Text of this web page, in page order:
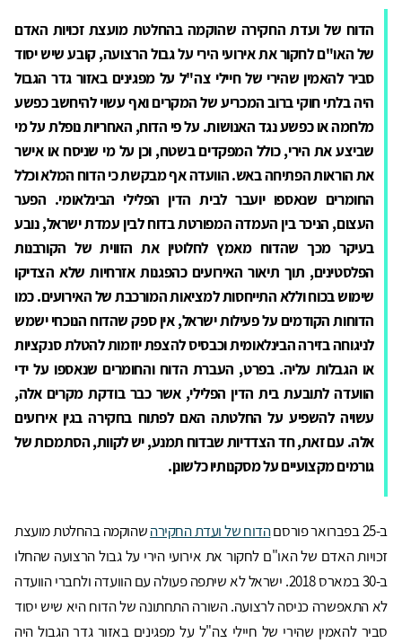
הדוח של ועדת החקירה שהוקמה בהחלטת מועצת זכויות האדם
של האו"ם לחקור את אירועי הירי על גבול הרצועה, קובע שיש יסוד
סביר להאמין שהירי של חיילי צה"ל על מפגינים באזור גדר הגבול
היה בלתי חוקי ברוב המכריע של המקרים ואף עשוי להיחשב כפשע
מלחמה או כפשע נגד האנושות. על פי הדוח, האחריות נופלת על מי
שביצע את הירי, כולל המפקדים בשטח, וכן על מי שניסח או אישר
את הוראות הפתיחה באש. הוועדה אף מבקשת כי הדוח המלא וכלל
החומרים שנאספו יועבר לבית הדין הפלילי הבינלאומי. הפער
העצום, הניכר בין העמדה המפורטת בדוח לבין עמדת ישראל, נובע
בעיקר מכך שהדוח מאמץ לחלוטין את הזווית של הקורבנות
הפלסטינים, תוך תיאור האירועים כהפגנות אזרחיות שלא הצדיקו
שימוש בכוח וללא התייחסות למציאות המורכבת של האירועים. כמו
הדוחות הקודמים על פעילות ישראל, אין ספק שהדוח הנוכחי ישמש
לניגוחה בזירה הבינלאומית וכבסיס להצפת יוזמות להטלת סנקציות
או הגבלות עליה. בפרט, העברת הדוח והחומרים שנאספו על ידי
הוועדה לתובעת בית הדין הפלילי, אשר כבר בודקת מקרים אלה,
עשויה להשפיע על החלטתה האם לפתוח בחקירה בגין אירועים
אלה. עם זאת, חד הצדדיות שבדוח תמנע, יש לקוות, הסתמכות של
גורמים מקצועיים על מסקנותיו כלשונן.
ב-25 בפברואר פורסם הדוח של ועדת החקירהשהוקמה בהחלטת מועצת
זכויות האדם של האו"ם לחקור את אירועי הירי על גבול הרצועה שהחלו
ב-30 במארס 2018. ישראל לא שיתפה פעולה עם הוועדה ולחברי הוועדה
לא התאפשרה כניסה לרצועה. השורה התחתונה של הדוח היא שיש יסוד
סביר להאמין שהירי של חיילי צה"ל על מפגינים באזור גדר הגבול היה